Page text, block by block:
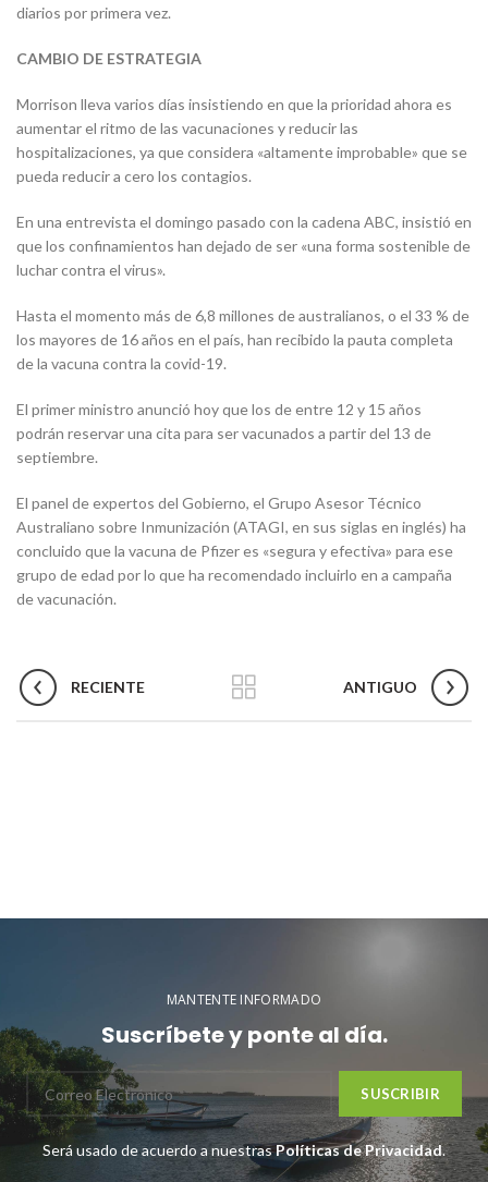
diarios por primera vez.
CAMBIO DE ESTRATEGIA
Morrison lleva varios días insistiendo en que la prioridad ahora es
aumentar el ritmo de las vacunaciones y reducir las
hospitalizaciones, ya que considera «altamente improbable» que se
pueda reducir a cero los contagios.
En una entrevista el domingo pasado con la cadena ABC, insistió en
que los confinamientos han dejado de ser «una forma sostenible de
luchar contra el virus».
Hasta el momento más de 6,8 millones de australianos, o el 33 % de
los mayores de 16 años en el país, han recibido la pauta completa
de la vacuna contra la covid-19.
El primer ministro anunció hoy que los de entre 12 y 15 años
podrán reservar una cita para ser vacunados a partir del 13 de
septiembre.
El panel de expertos del Gobierno, el Grupo Asesor Técnico
Australiano sobre Inmunización (ATAGI, en sus siglas en inglés) ha
concluido que la vacuna de Pfizer es «segura y efectiva» para ese
grupo de edad por lo que ha recomendado incluirlo en a campaña
de vacunación.
RECIENTE ANTIGUO
MANTENTE INFORMADO
Suscríbete y ponte al día.
Será usado de acuerdo a nuestrasPolíticas de Privacidad.